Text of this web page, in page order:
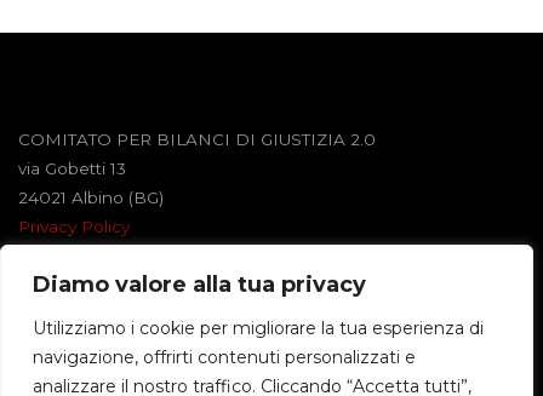
Diamo valore alla tua privacy
Utilizziamo i cookie per migliorare la tua esperienza di
navigazione, offrirti contenuti personalizzati e
analizzare il nostro traffico. Cliccando “Accetta tutti”,
COMITATO PER BILANCI DI GIUSTIZIA 2.0
via Gobetti 13
24021 Albino (BG)
Privacy Policy
©2026 BILANCI DI GIUSTIZIA